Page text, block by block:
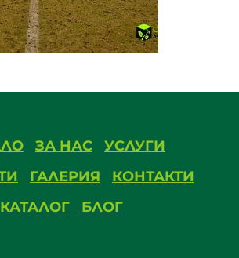
ЗА НАС
УСЛУГИ
ГАЛЕРИЯ
КОНТАКТИ
КАТАЛОГ
БЛОГ